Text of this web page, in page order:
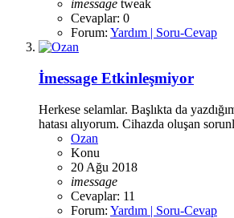
imessage tweak
Cevaplar: 0
Forum: Yardım | Soru-Cevap
İmessage Etkinleşmiyor
Herkese selamlar. Başlıkta da
hatası alıyorum. Cihazda oluşan
Ozan
Konu
20 Ağu 2018
imessage
Cevaplar: 11
Forum: Yardım | Soru-Cevap